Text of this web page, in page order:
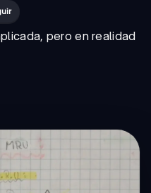
pero en realidad